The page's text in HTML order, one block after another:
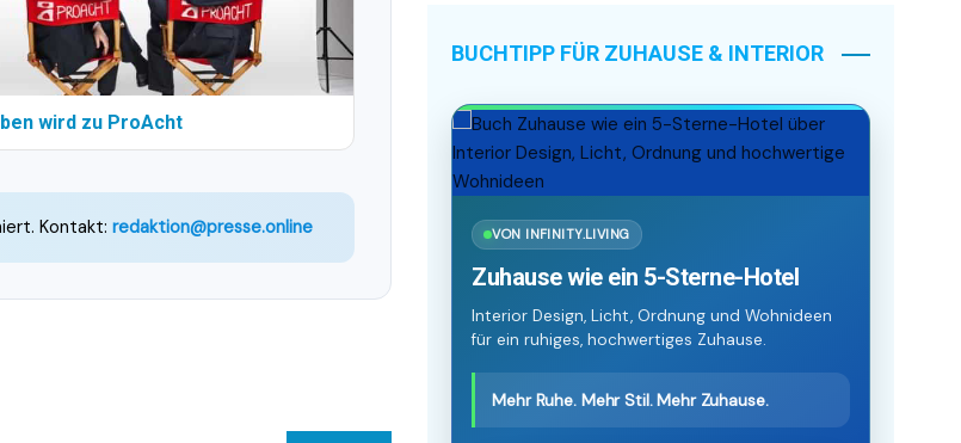
wird zu ProAcht
Kontakt: redaktion@presse.online
BUCHTIPP FÜR ZUHAUSE & INTERIOR
VON INFINITY.LIVING
Zuhause wie ein 5-Sterne-Hotel
Interior Design, Licht, Ordnung und Wohnideen
für ein ruhiges, hochwertiges Zuhause.
Mehr Ruhe. Mehr Stil. Mehr Zuhause.